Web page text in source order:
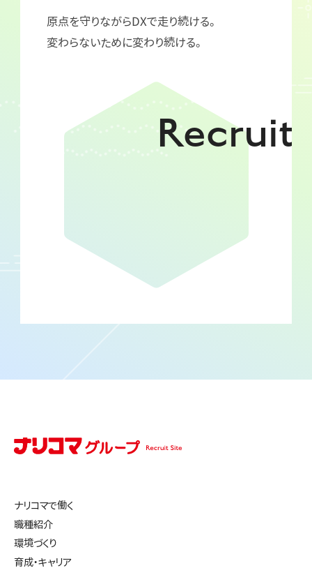
原点を守りながらDXで走り続ける。
変わらないために変わり続ける。
Recruit
ナリコマで働く
職種紹介
環境づくり
育成・キャリア